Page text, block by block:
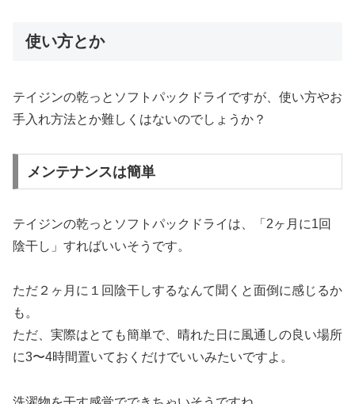
使い方とか
テイジンの乾っとソフトパックドライですが、使い方やお
手入れ方法とか難しくはないのでしょうか？
メンテナンスは簡単
テイジンの乾っとソフトパックドライは、「2ヶ月に1回
陰干し」すればいいそうです。
ただ２ヶ月に１回陰干しするなんて聞くと面倒に感じるか
も。
ただ、実際はとても簡単で、晴れた日に風通しの良い場所
に3〜4時間置いておくだけでいいみたいですよ。